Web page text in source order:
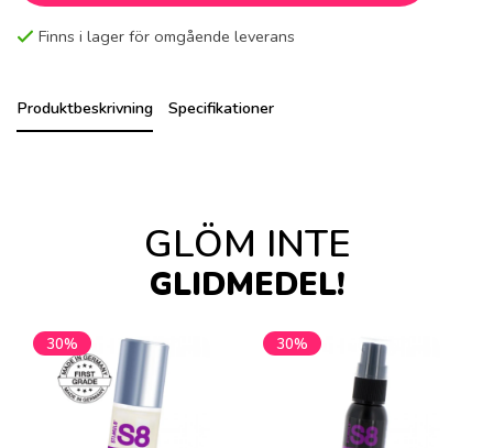
Finns i lager för omgående leverans
Produktbeskrivning Specifikationer
GLÖM INTE
GLIDMEDEL!
30% 30%